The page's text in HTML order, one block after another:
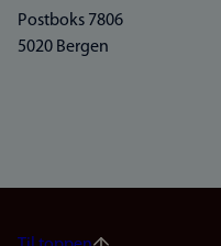
Postboks 7806
5020 Bergen